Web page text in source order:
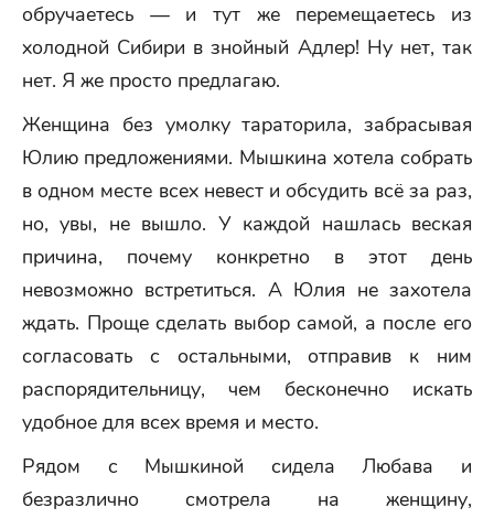
обручаетесь — и тут же перемещаетесь из
холодной Сибири в знойный Адлер! Ну нет, так
нет. Я же просто предлагаю.
Женщина без умолку тараторила, забрасывая
Юлию предложениями. Мышкина хотела собрать
в одном месте всех невест и обсудить всё за раз,
но, увы, не вышло. У каждой нашлась веская
причина, почему конкретно в этот день
невозможно встретиться. А Юлия не захотела
ждать. Проще сделать выбор самой, а после его
согласовать с остальными, отправив к ним
распорядительницу, чем бесконечно искать
удобное для всех время и место.
Рядом с Мышкиной сидела Любава и
безразлично смотрела на женщину,